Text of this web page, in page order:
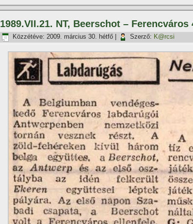
1989.VII.21. NT, Beerschot – Ferencváros
Közzétéve: 2009. március 30. hétfő Szerző: K@rcsi